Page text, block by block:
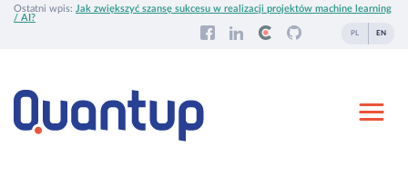
Ostatni wpis: Jak zwiększyć szansę sukcesu w realizacji projektów machine learning
/ AI?
PL EN